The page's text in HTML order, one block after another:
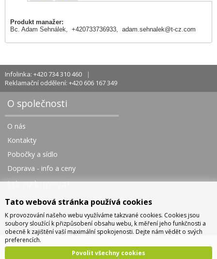
Produkt manažer:
Bc. Adam Sehnálek, +420733736933, adam.sehnalek@t-cz.com
Infolinka: +420 734 310 460
Reklamační oddělení: +420 606 167 349
O společnosti
O nás
Kontakty
Pobočky a sídlo
Doprava - info a ceny
Jak nakupovat
Obchodní podmínky
Správa cookies
Tato webová stránka používá cookies
K provozování našeho webu využíváme takzvané cookies. Cookies jsou
soubory sloužící k přizpůsobení obsahu webu, k měření jeho funkčnosti a
obecně k zajištění vaší maximální spokojenosti. Dejte nám vědět o svých
preferencích.
Povolit všechny cookies